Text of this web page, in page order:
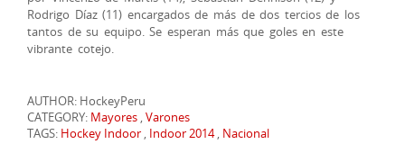
Rodrigo Díaz (11) encargados de más de dos tercios de los
tantos de su equipo. Se esperan más que goles en este
vibrante cotejo.
AUTHOR: HockeyPeru
CATEGORY: Mayores ,Varones
TAGS: Hockey Indoor , Indoor 2014, Nacional